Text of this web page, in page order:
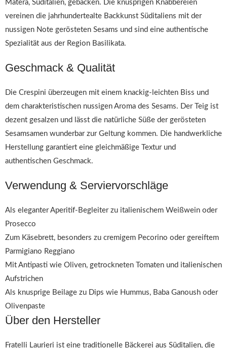
Matera, Süditalien, gebacken. Die knusprigen Knabbereien
vereinen die jahrhundertealte Backkunst Süditaliens mit der
nussigen Note gerösteten Sesams und sind eine authentische
Spezialität aus der Region Basilikata.
Geschmack & Qualität
Die Crespini überzeugen mit einem knackig-leichten Biss und
dem charakteristischen nussigen Aroma des Sesams. Der Teig ist
dezent gesalzen und lässt die natürliche Süße der gerösteten
Sesamsamen wunderbar zur Geltung kommen. Die handwerkliche
Herstellung garantiert eine gleichmäßige Textur und
authentischen Geschmack.
Verwendung & Serviervorschläge
Als eleganter Aperitif-Begleiter zu italienischem Weißwein oder
Prosecco
Zum Käsebrett, besonders zu cremigem Pecorino oder gereiftem
Parmigiano Reggiano
Mit Antipasti wie Oliven, getrockneten Tomaten und italienischen
Aufstrichen
Als knusprige Beilage zu Dips wie Hummus, Baba Ganoush oder
Olivenpaste
Über den Hersteller
Fratelli Laurieri ist eine traditionelle Bäckerei aus Süditalien, die